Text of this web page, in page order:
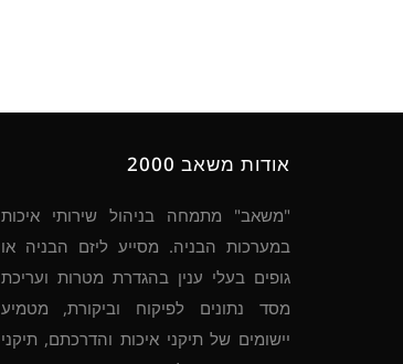
אודות משאב 2000
"משאב" מתמחה בניהול שירותי איכות
במערכות הבניה. מסייע ליזם הבניה או
גופים בעלי ענין בהגדרת מטרות ועריכת
מסד נתונים לפיקוח וביקורת, מטמיע
יישומים של תיקני איכות והדרכתם, תיקני